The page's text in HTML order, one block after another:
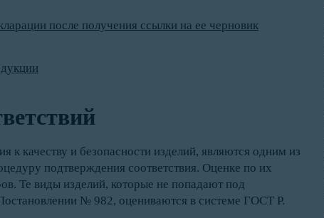
после получения ссылки на ее черновик
к качеству и безопасности изделий, являются одним из
подтверждения соответствия. Оценке по их
Те виды изделий, которые не попадают под
№ 982, оцениваются в системе ГОСТ Р.